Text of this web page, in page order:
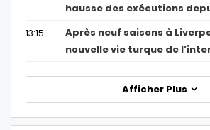
hausse des exécutions
13:15
Après neuf saisons à
nouvelle vie turque de
Afficher Plus